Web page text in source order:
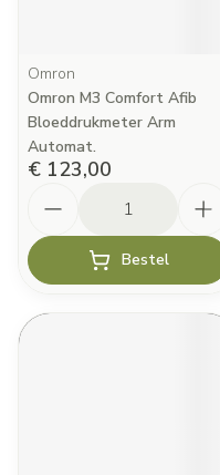
Omron
Omron M3 Comfort Afib
Bloeddrukmeter Arm
Automat.
€ 123,00
Bestel